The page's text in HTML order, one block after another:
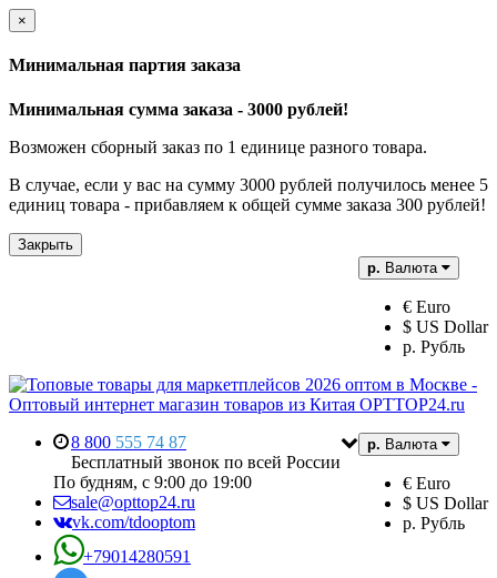
×
Минимальная партия заказа
Минимальная сумма заказа - 3000 рублей!
Возможен сборный заказ по 1 единице разного товара.
В случае, если у вас на сумму 3000 рублей получилось менее 5
единиц товара - прибавляем к общей сумме заказа 300 рублей!
Закрыть
р. Валюта
€ Euro
$ US Dollar
р. Рубль
р. Валюта
€ Euro
$ US Dollar
р. Рубль
8 800 555 74 87
Бесплатный звонок по всей России
По будням, с 9:00 до 19:00
sale@opttop24.ru
vk.com/tdooptom
+79014280591